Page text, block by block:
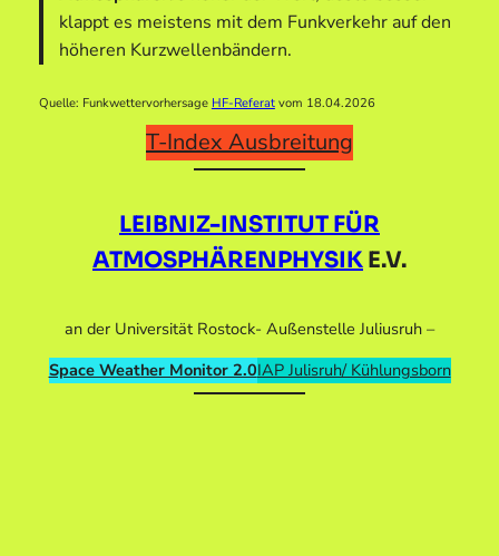
klappt es meistens mit dem Funkverkehr auf den
höheren Kurzwellenbändern.
Quelle: Funkwettervorhersage HF-Referatvom 18.04.2026
T-Index Ausbreitung
LEIBNIZ-INSTITUT FÜR
ATMOSPHÄRENPHYSIK E.V.
an der Universität Rostock- Außenstelle Juliusruh –
Space Weather Monitor 2.0IAP Julisruh/ Kühlungsborn